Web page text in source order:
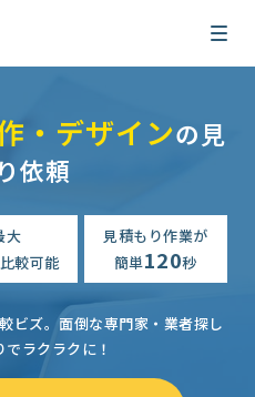
・デザインの見
依頼
大
比較可能
見積もり作業が
簡単120秒
ビズ。面倒な専門家・業者探し
ラクラクに！